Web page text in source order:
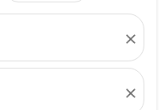
close
close